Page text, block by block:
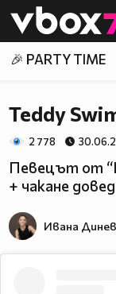
👾
🎉 PARTY TIME
Teddy
2 778
Певецът от
+ чакане
Ивана